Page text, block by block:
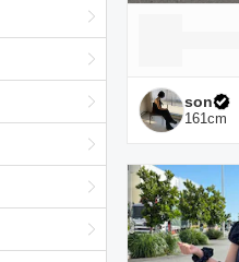
son
161cm